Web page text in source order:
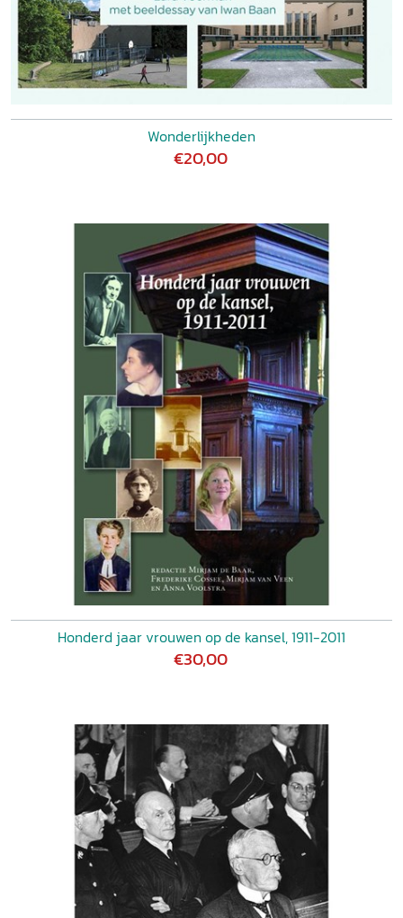
Wonderlijkheden
€20,00
Honderd jaar vrouwen op de kansel, 1911-2011
€30,00